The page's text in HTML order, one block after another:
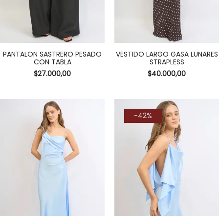
PANTALON SASTRERO PESADO
CON TABLA
$27.000,00
VESTIDO LARGO GASA LUNARES
STRAPLESS
$40.000,00
-42%